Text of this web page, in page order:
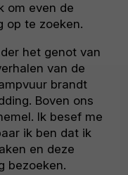
om even de
op te zoeken.
het genot van
van de
brandt
Boven ons
Ik besef me
ik ben dat ik
en deze
bezoeken.